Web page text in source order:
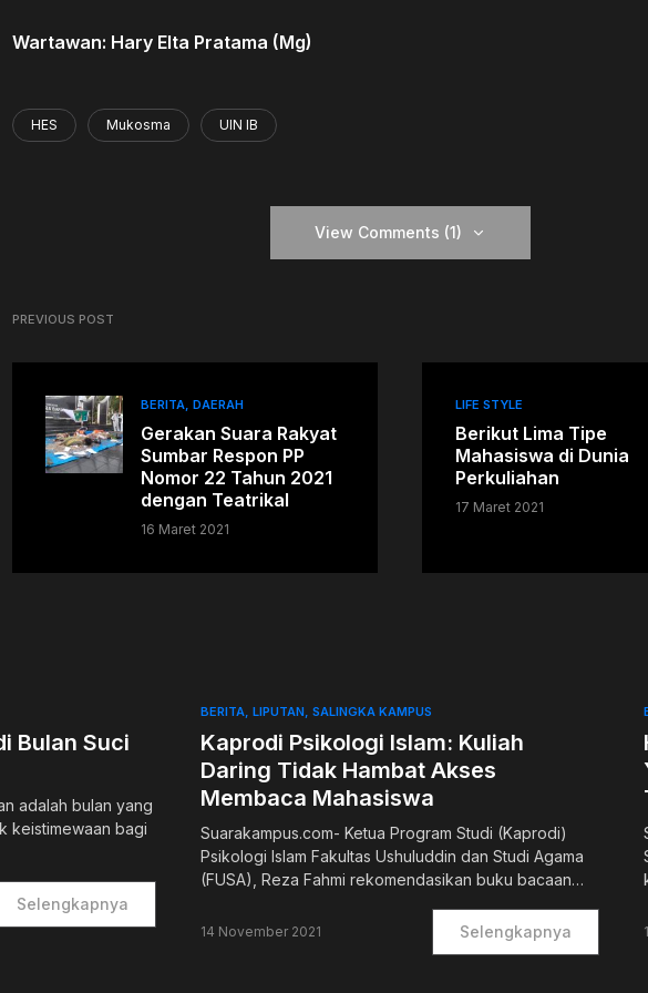
Wartawan: Hary Elta Pratama (Mg)
HES Mukosma UIN IB
View Comments (1)
PREVIOUS POST
BERITA DAERAH
Gerakan Suara Rakyat
Sumbar Respon PP
Nomor 22 Tahun 2021
dengan Teatrikal
16 Maret 2021
LIFE STYLE
Berikut Lima Tipe
Mahasiswa di Dunia
Perkuliahan
17 Maret 2021
Bulan Suci
adalah bulan yang
keistimewaan bagi
Selengkapnya
BERITA LIPUTAN SALINGKA KAMPUS
Kaprodi Psikologi Islam: Kuliah
Daring Tidak Hambat Akses
Membaca Mahasiswa
Suarakampus.com- Ketua Program Studi (Kaprodi)
Psikologi Islam Fakultas Ushuluddin dan Studi Agama
(FUSA), Reza Fahmi rekomendasikan buku bacaan…
14 November 2021 Selengkapnya